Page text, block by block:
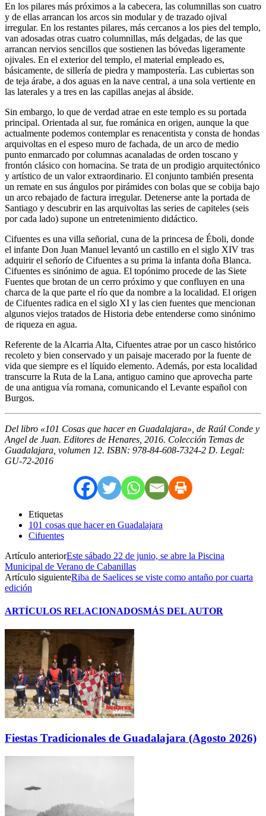
En los pilares más próximos a la cabecera, las columnillas son cuatro
y de ellas arrancan los arcos sin modular y de trazado ojival
irregular. En los restantes pilares, más cercanos a los pies del templo,
van adosadas otras cuatro columnillas, más delgadas, de las que
arrancan nervios sencillos que sostienen las bóvedas ligeramente
ojivales. En el exterior del templo, el material empleado es,
básicamente, de sillería de piedra y mampostería. Las cubiertas son
de teja árabe, a dos aguas en la nave central, a una sola vertiente en
las laterales y a tres en las capillas anejas al ábside.
Sin embargo, lo que de verdad atrae en este templo es su portada
principal. Orientada al sur, fue románica en origen, aunque la que
actualmente podemos contemplar es renacentista y consta de hondas
arquivoltas en el espeso muro de fachada, de un arco de medio
punto enmarcado por columnas acanaladas de orden toscano y
frontón clásico con hornacina. Se trata de un prodigio arquitectónico
y artístico de un valor extraordinario. El conjunto también presenta
un remate en sus ángulos por pirámides con bolas que se cobija bajo
un arco rebajado de factura irregular. Detenerse ante la portada de
Santiago y descubrir en las arquivoltas las series de capiteles (seis
por cada lado) supone un entretenimiento didáctico.
Cifuentes es una villa señorial, cuna de la princesa de Éboli, donde
el infante Don Juan Manuel levantó un castillo en el siglo XIV tras
adquirir el señorío de Cifuentes a su prima la infanta doña Blanca.
Cifuentes es sinónimo de agua. El topónimo procede de las Siete
Fuentes que brotan de un cerro próximo y que confluyen en una
charca de la que parte el río que da nombre a la localidad. El origen
de Cifuentes radica en el siglo XI y las cien fuentes que mencionan
algunos viejos tratados de Historia debe entenderse como sinónimo
de riqueza en agua.
Referente de la Alcarria Alta, Cifuentes atrae por un casco histórico
recoleto y bien conservado y un paisaje macerado por la fuente de
vida que siempre es el líquido elemento. Además, por esta localidad
transcurre la Ruta de la Lana, antiguo camino que aprovecha parte
de una antigua vía romana, comunicando el Levante español con
Burgos.
Del libro «101 Cosas que hacer en Guadalajara», de Raúl Conde y
Angel de Juan. Editores de Henares, 2016. Colección Temas de
Guadalajara, volumen 12. ISBN: 978-84-608-7324-2 D. Legal:
GU-72-2016
Etiquetas
101 cosas que hacer en Guadalajara
Cifuentes
Artículo anteriorEste sábado 22 de junio, se abre la Piscina
Municipal de Verano de Cabanillas
Artículo siguienteRiba de Saelices se viste como antaño por cuarta
edición
ARTÍCULOS RELACIONADOSMÁS DEL AUTOR
Fiestas Tradicionales de Guadalajara (Agosto 2026)